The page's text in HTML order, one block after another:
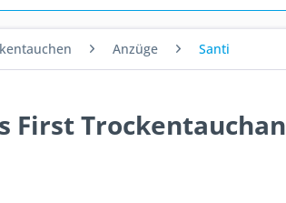
Anzüge Santi
First